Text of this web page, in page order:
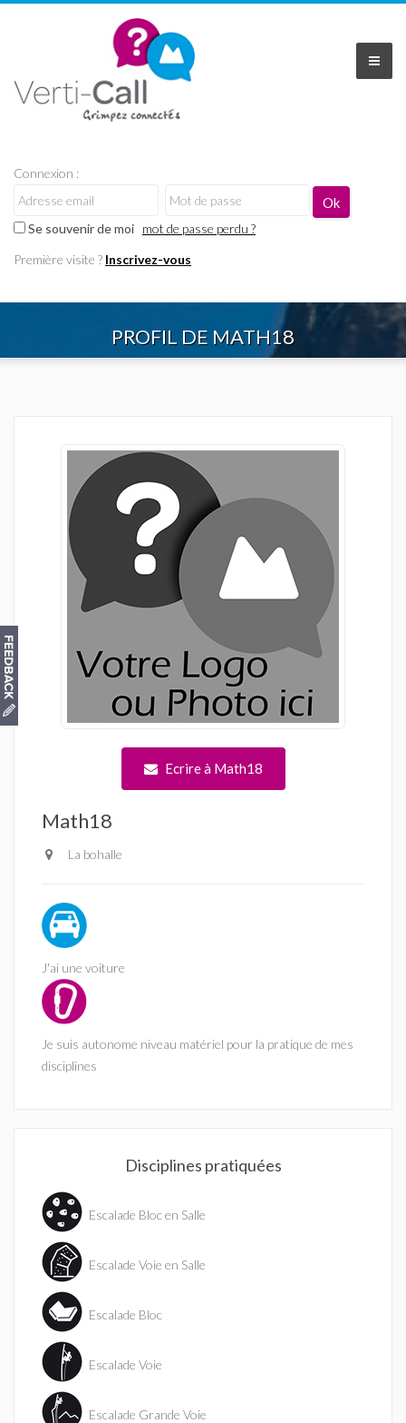
Connexion :
Se souvenir de moi mot de passe perdu ?
Première visite ? Inscrivez-vous
PROFIL DE MATH18
Ecrire à Math18
Math18
La bohalle
J'ai une voiture
Je suis autonome niveau matériel pour la pratique de mes
disciplines
Disciplines pratiquées
Escalade Bloc en Salle
Escalade Voie en Salle
Escalade Bloc
Escalade Voie
Escalade Grande Voie